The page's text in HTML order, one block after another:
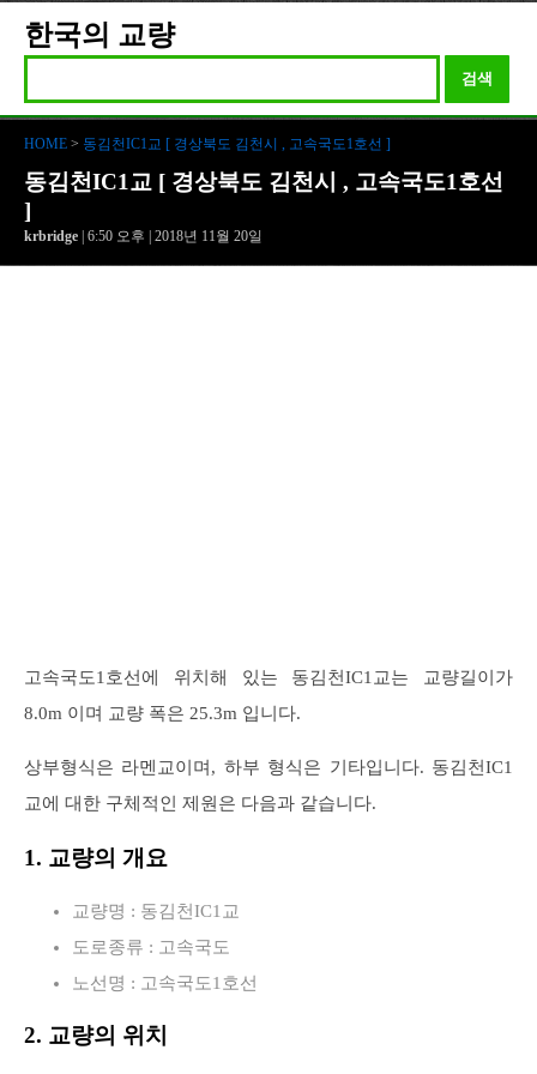
한국의 교량
검색
HOME > 동김천IC1교 [ 경상북도 김천시 , 고속국도1호선 ]
동김천IC1교 [ 경상북도 김천시 , 고속국도1호선
]
krbridge | 6:50 오후 | 2018년 11월 20일
고속국도1호선에 위치해 있는 동김천IC1교는 교량길이가
8.0m 이며 교량 폭은 25.3m 입니다.
상부형식은 라멘교이며, 하부 형식은 기타입니다. 동김천IC1
교에 대한 구체적인 제원은 다음과 같습니다.
1. 교량의 개요
교량명 : 동김천IC1교
도로종류 : 고속국도
노선명 : 고속국도1호선
2. 교량의 위치